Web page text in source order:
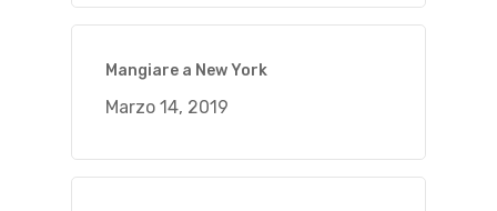
Mangiare a New York
Marzo 14, 2019